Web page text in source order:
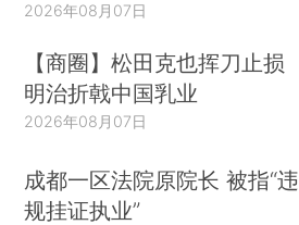
2026年08月07日
【商圈】松田克也挥刀止损
明治折戟中国乳业
2026年08月07日
成都一区法院原院长 被指“违
规挂证执业”